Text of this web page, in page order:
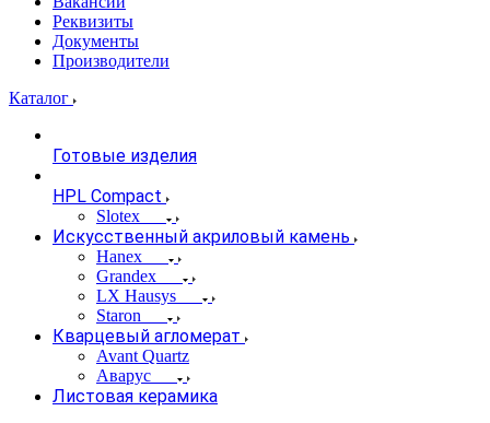
Реквизиты
Документы
Производители
Каталог
Готовые изделия
HPL Compact
Slotex
Искусственный акриловый камень
Hanex
Grandex
LX Hausys
Staron
Кварцевый агломерат
Avant Quartz
Аварус
Листовая керамика